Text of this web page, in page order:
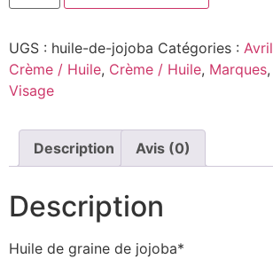
UGS : huile-de-jojoba Catégories : Avril
Crème / Huile, Crème / Huile, Marques,
Visage
Description Avis (0)
Description
Huile de graine de jojoba*